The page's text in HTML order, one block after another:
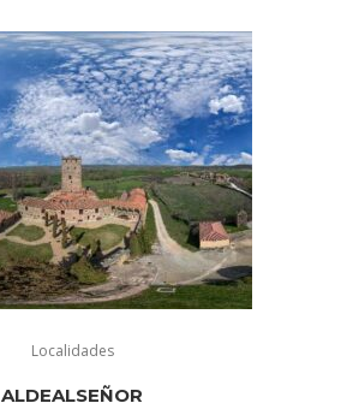
Localidades
ALDEALSEÑOR